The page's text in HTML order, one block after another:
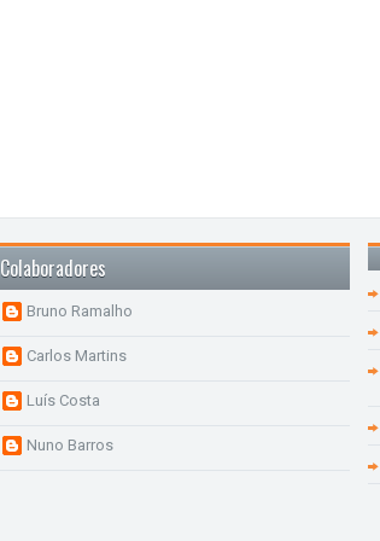
Colaboradores
Bruno Ramalho
Carlos Martins
Luís Costa
Nuno Barros